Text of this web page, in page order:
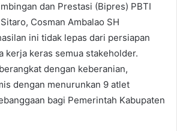
dan Prestasi (Bipres) PBTI
Cosman Ambalao SH
ini tidak lepas dari persiapan
kerja keras semua stakeholder.
dengan keberanian,
dengan menurunkan 9 atlet
bagi Pemerintah Kabupaten